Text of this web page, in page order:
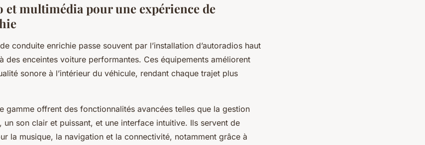
et multimédia pour une expérience de
conduite enrichie passe souvent par l’installation d’autoradios haut
des enceintes voiture performantes. Ces équipements améliorent
sonore à l’intérieur du véhicule, rendant chaque trajet plus
gamme offrent des fonctionnalités avancées telles que la gestion
un son clair et puissant, et une interface intuitive. Ils servent de
la musique, la navigation et la connectivité, notamment grâce à